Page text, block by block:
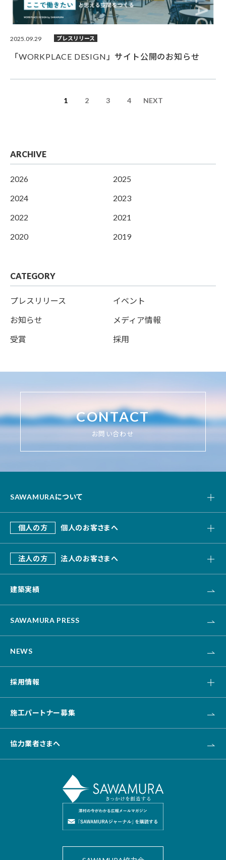
2025.09.29 プレスリリース
「WORKPLACE DESIGN」サイト公開のお知らせ
1 2 3 4 NEXT
ARCHIVE
2026
2025
2024
2023
2022
2021
2020
2019
CATEGORY
プレスリリース
イベント
お知らせ
メディア情報
受賞
採用
CONTACT
お問い合わせ
SAWAMURAについて
私たちの強み
会社概要
個人の方 個人のお客さまへ
SAWAMURA建築設計
リフォーム・リノベーション
不動産
法人の方 法人のお客さまへ
デザインビルド
オフィス・事務所
改修・リニューアル
建築実績
SAWAMURA PRESS
NEWS
採用情報
キャリア採用
新卒採用
施工パートナー募集
協力業者さまへ